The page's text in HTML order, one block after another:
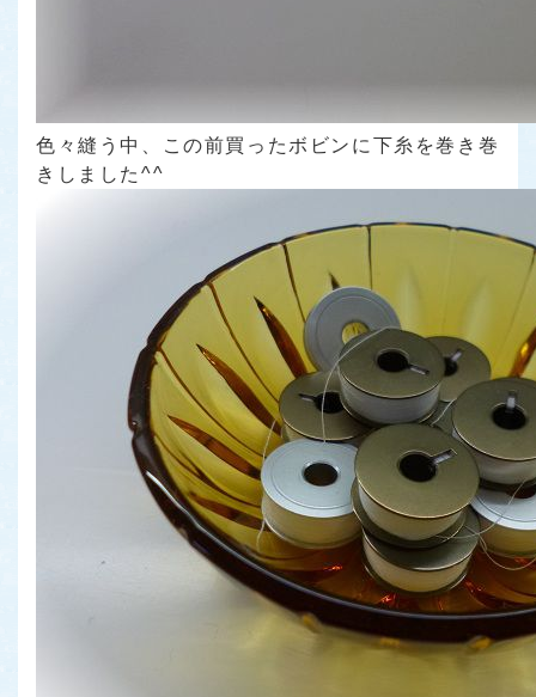
色々縫う中、この前買ったボビンに下糸を巻き巻
きしました^^